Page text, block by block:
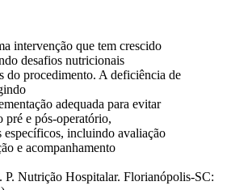
intervenção que tem crescido
desafios nutricionais
do procedimento. A deficiência de
adequada para evitar
pré e pós-operatório,
específicos, incluindo avaliação
e acompanhamento
Nutrição Hospitalar. Florianópolis-SC: